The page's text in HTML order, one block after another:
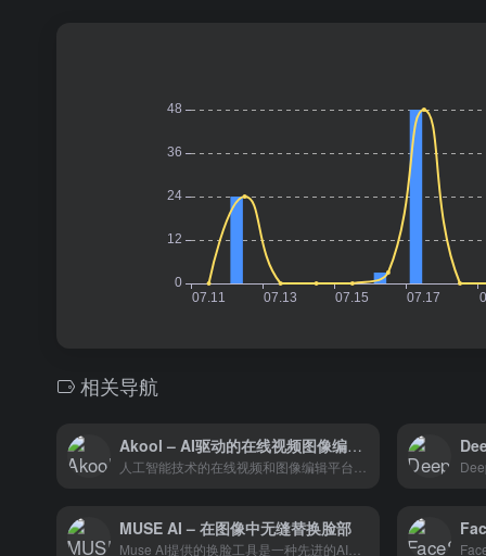
相关导航
Akool – AI驱动的在线视频图像编辑平台
人工智能技术的在线视频和图像编辑平台，提供包括视频换脸、图像生成、背景更换、数字人形象生成和静态图像动态化等功能。
MUSE AI – 在图像中无缝替换脸部
Muse AI提供的换脸工具是一种先进的AI技术，能够在图像中无缝替换脸部。这项技术为用户提供了在线免费换脸解决方案，适用于多种创意项目。